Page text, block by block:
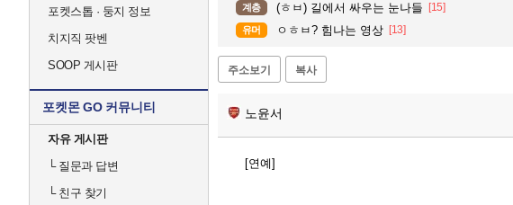
포켓스톱 · 둥지 정보
치지직 팟벤
SOOP 게시판
포켓몬 GO 커뮤니티
자유 게시판
└질문과 답변
└친구 찾기
계층 (ㅎㅂ) 길에서 싸우는 눈나들 [15]
유머 ㅇㅎㅂ? 힘나는 영상 [13]
주소보기 복사
노윤서
[연예]